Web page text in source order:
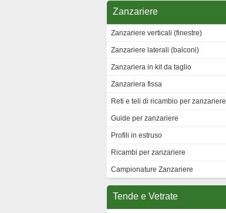
Zanzariere
Zanzariere verticali (finestre)
Zanzariere laterali (balconi)
Zanzariera in kit da taglio
Zanzariera fissa
Reti e teli di ricambio per zanzariere
Guide per zanzariere
Profili in estruso
Ricambi per zanzariere
Campionature Zanzariere
Tende e Vetrate